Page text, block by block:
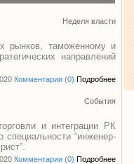
Неделя власти
рынков, таможенному и
направлений
Комментарии (0) Подробнее
События
и интеграции РК
специальности “инженер-
Комментарии (0) Подробнее